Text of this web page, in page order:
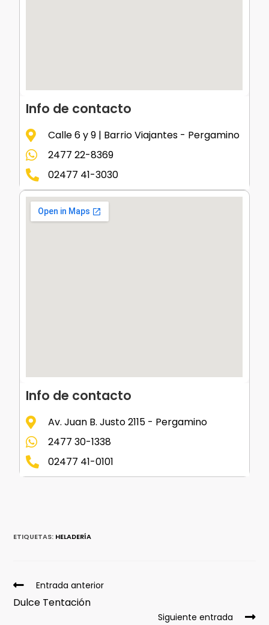
Info de contacto
Calle 6 y 9 | Barrio Viajantes - Pergamino
2477 22-8369
02477 41-3030
Info de contacto
Av. Juan B. Justo 2115 - Pergamino
2477 30-1338
02477 41-0101
ETIQUETAS: HELADERÍA
Entrada anterior
Dulce Tentación
Siguiente entrada